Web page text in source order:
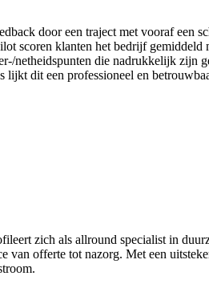
door een traject met vooraf een
scoren klanten het bedrijf
netheidspunten die na­drukkelijk zijn
dit een professioneel en
zich als allround specialist in
offerte tot nazorg. Met een